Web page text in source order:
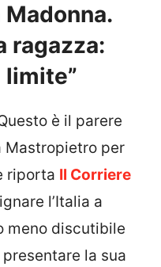
Madonna.
ragazza:
limite”
è il parere
Mastropietro per
riporta Il Corriere
l’Italia a
meno discutibile
la sua